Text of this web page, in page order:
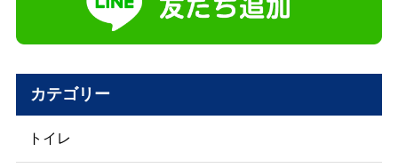
カテゴリー
トイレ